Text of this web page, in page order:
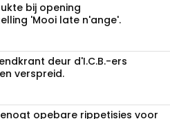
bij opening
'Mooi late n'ange'.
deur d'I.C.B.-ers
verspreid.
opebare rippetisies voor